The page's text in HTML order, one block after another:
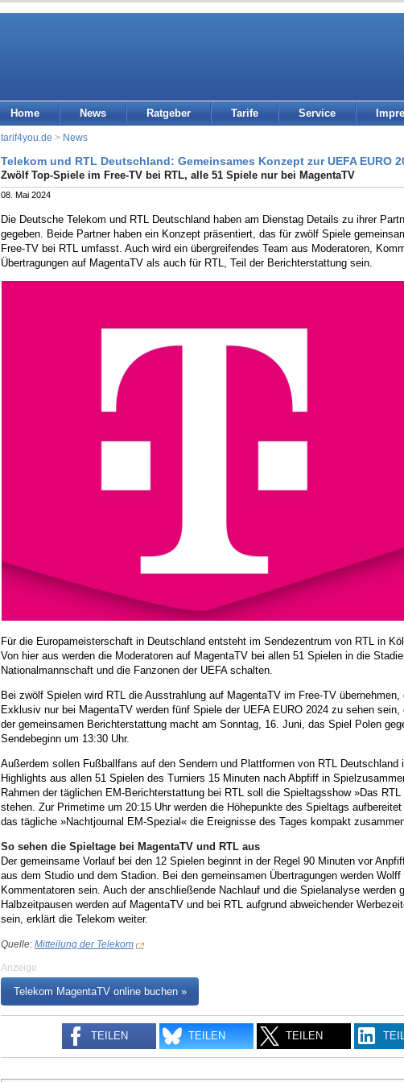
Home News Ratgeber Tarife Service
tarif4you.de > News
Telekom und RTL Deutschland: Gemeinsames Konzept zur UEFA EURO
Zwölf Top-Spiele im Free-TV bei RTL, alle 51 Spiele nur bei MagentaTV
08. Mai 2024
Die Deutsche Telekom und RTL Deutschland haben am Dienstag Details zu ihrer
gegeben. Beide Partner haben ein Konzept präsentiert, das für zwölf Spiele
Free-TV bei RTL umfasst. Auch wird ein übergreifendes Team aus Moderatoren,
Übertragungen auf MagentaTV als auch für RTL, Teil der Berichterstattung sein.
Für die Europameisterschaft in Deutschland entsteht im Sendezentrum von RTL in
Von hier aus werden die Moderatoren auf MagentaTV bei allen 51 Spielen in die
Nationalmannschaft und die Fanzonen der UEFA schalten.
Bei zwölf Spielen wird RTL die Ausstrahlung auf MagentaTV im Free-TV
Exklusiv nur bei MagentaTV werden fünf Spiele der UEFA EURO 2024 zu sehen
der gemeinsamen Berichterstattung macht am Sonntag, 16. Juni, das Spiel Polen
Sendebeginn um 13:30 Uhr.
Außerdem sollen Fußballfans auf den Sendern und Plattformen von RTL Deutschland
Highlights aus allen 51 Spielen des Turniers 15 Minuten nach Abpfiff in
Rahmen der täglichen EM-Berichterstattung bei RTL soll die Spieltagsshow »Das
stehen. Zur Primetime um 20:15 Uhr werden die Höhepunkte des Spieltags
das tägliche »Nachtjournal EM-Spezial« die Ereignisse des Tages kompakt
So sehen die Spieltage bei MagentaTV und RTL aus
Der gemeinsame Vorlauf bei den 12 Spielen beginnt in der Regel 90 Minuten vor
aus dem Studio und dem Stadion. Bei den gemeinsamen Übertragungen werden
Kommentatoren sein. Auch der anschließende Nachlauf und die Spielanalyse werden
Halbzeitpausen werden auf MagentaTV und bei RTL aufgrund abweichender
sein, erklärt die Telekom weiter.
Quelle: Mitteilung der Telekom
Anzeige
Telekom MagentaTV online buchen »
TEILEN TEILEN TEILEN